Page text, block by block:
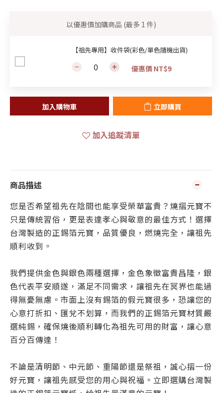
以優惠價加購商品 (最多 1 件)
【祖先專用】收件袋(彩色/單色隨機出貨)
優惠價 NT$9
加入購物車 立即購買
加入追蹤清單
商品描述
您是否希望祖先在陰間也能享受榮華富貴？燒摺元寶不
只是傳統習俗，更是表達孝心與敬意的最佳方式！選擇
台灣製造的正錫箔元寶，品質優良，燃燒完全，讓祖先
順利收到。
我們提供金色與銀色兩種選擇，金色象徵富貴昌隆，銀
色代表平安順遂，滿足不同需求，讓祖先在冥界也能過
得無憂無慮。市面上沒有錫箔的假元寶很多，恐讓您的
心意打折扣、匯兌不划算，而我們的正錫箔元寶材質嚴
選純錫，確保燒後順利轉化為祖先可用的財富，讓心意
百分百傳達！
不論是清明節、中元節、重陽節還是祭祖，誠心摺一份
好元寶，讓祖先感受您的用心與祝福。立即選購台灣製